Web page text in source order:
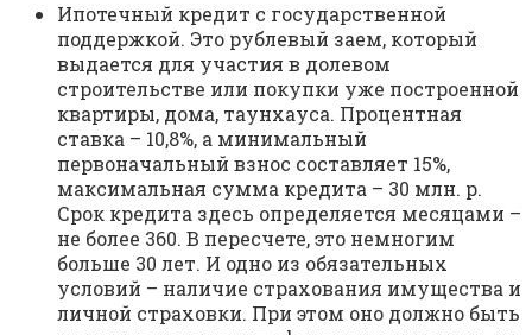
Ипотечный кредит с государственной
поддержкой. Это рублевый заем, который
выдается для участия в долевом
строительстве или покупки уже построенной
квартиры, дома, таунхауса. Процентная
ставка – 10,8%, а минимальный
первоначальный взнос составляет 15%,
максимальная сумма кредита – 30 млн. р.
Срок кредита здесь определяется месяцами –
не более 360. В пересчете, это немногим
больше 30 лет. И одно из обязательных
условий – наличие страхования имущества и
личной страховки. При этом оно должно быть